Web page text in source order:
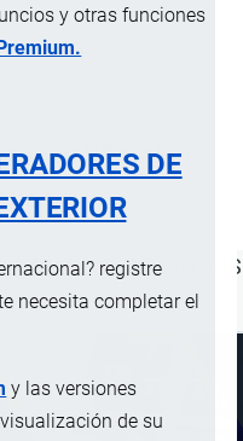
y otras funciones
DE
registre
necesita completar el
y las versiones
de su
artificiales
DE CONTENIDOS